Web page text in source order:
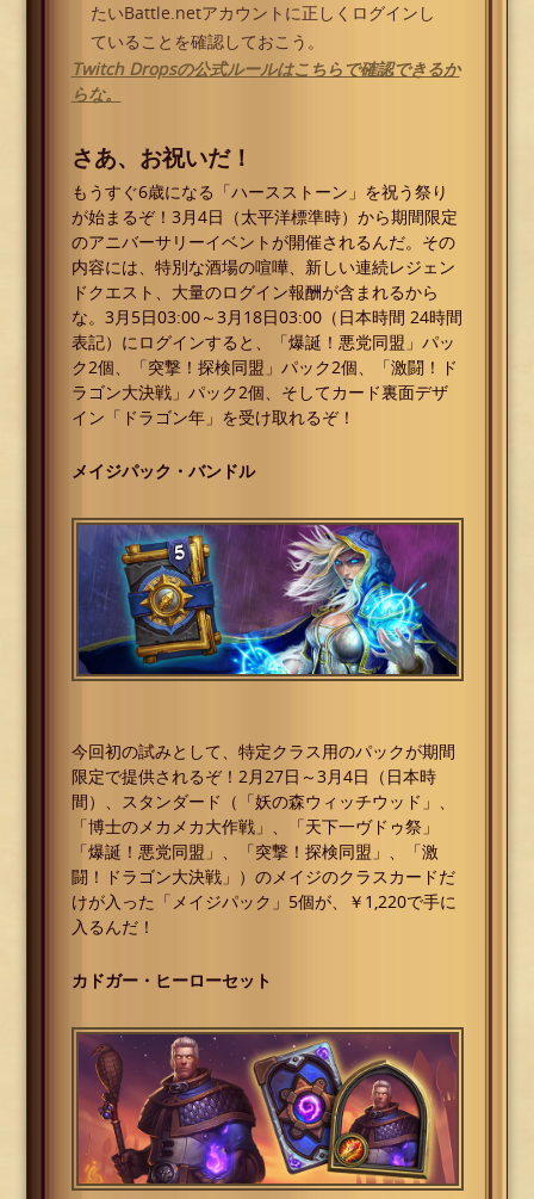
たいBattle.netアカウントに正しくログインし
ていることを確認しておこう。
Twitch Dropsの公式ルールはこちらで確認できるか
らな。
さあ、お祝いだ！
もうすぐ6歳になる「ハースストーン」を祝う祭り
が始まるぞ！3月4日（太平洋標準時）から期間限定
のアニバーサリーイベントが開催されるんだ。その
内容には、特別な酒場の喧嘩、新しい連続レジェン
ドクエスト、大量のログイン報酬が含まれるから
な。3月5日03:00～3月18日03:00（日本時間 24時間
表記）にログインすると、「爆誕！悪党同盟」パッ
ク2個、「突撃！探検同盟」パック2個、「激闘！ド
ラゴン大決戦」パック2個、そしてカード裏面デザ
イン「ドラゴン年」を受け取れるぞ！
メイジパック・バンドル
今回初の試みとして、特定クラス用のパックが期間
限定で提供されるぞ！2月27日～3月4日（日本時
間）、スタンダード（「妖の森ウィッチウッド」、
「博士のメカメカ大作戦」、「天下一ヴドゥ祭」
「爆誕！悪党同盟」、「突撃！探検同盟」、「激
闘！ドラゴン大決戦」）のメイジのクラスカードだ
けが入った「メイジパック」5個が、￥1,220で手に
入るんだ！
カドガー・ヒーローセット